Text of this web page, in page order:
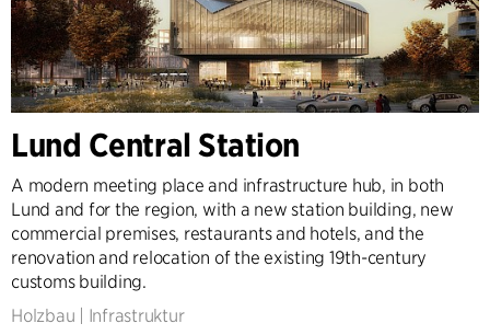
Lund Central Station
A modern meeting place and infrastructure hub, in both
Lund and for the region, with a new station building, new
commercial premises, restaurants and hotels, and the
renovation and relocation of the existing 19th-century
customs building.
Holzbau
Infrastruktur